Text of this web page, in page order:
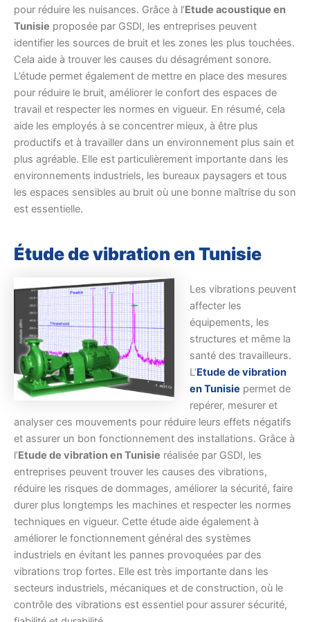
pour réduire les nuisances. Grâce à l’Etude acoustique en
Tunisie proposée par GSDI, les entreprises peuvent
identifier les sources de bruit et les zones les plus touchées.
Cela aide à trouver les causes du désagrément sonore.
L’étude permet également de mettre en place des mesures
pour réduire le bruit, améliorer le confort des espaces de
travail et respecter les normes en vigueur. En résumé, cela
aide les employés à se concentrer mieux, à être plus
productifs et à travailler dans un environnement plus sain et
plus agréable. Elle est particulièrement importante dans les
environnements industriels, les bureaux paysagers et tous
les espaces sensibles au bruit où une bonne maîtrise du son
est essentielle.
Étude de vibration en Tunisie
Les vibrations peuvent
affecter les
équipements, les
structures et même la
santé des travailleurs.
L’Etude de vibration
en Tunisie permet de
repérer, mesurer et
analyser ces mouvements pour réduire leurs effets négatifs
et assurer un bon fonctionnement des installations. Grâce à
l’Etude de vibration en Tunisie réalisée par GSDI, les
entreprises peuvent trouver les causes des vibrations,
réduire les risques de dommages, améliorer la sécurité, faire
durer plus longtemps les machines et respecter les normes
techniques en vigueur. Cette étude aide également à
améliorer le fonctionnement général des systèmes
industriels en évitant les pannes provoquées par des
vibrations trop fortes. Elle est très importante dans les
secteurs industriels, mécaniques et de construction, où le
contrôle des vibrations est essentiel pour assurer sécurité,